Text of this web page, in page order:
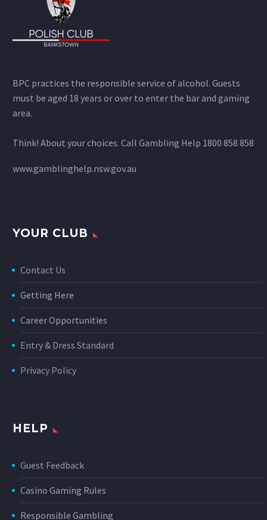
BPC practices the responsible service of alcohol. Guests
must be aged 18 years or over to enter the bar and gaming
area.
Think! About your choices. Call Gambling Help 1800 858 858
www.gamblinghelp.nsw.gov.au
YOUR CLUB
Contact Us
Getting Here
Career Opportunities
Entry & Dress Standard
Privacy Policy
HELP
Guest Feedback
Casino Gaming Rules
Responsible Gambling